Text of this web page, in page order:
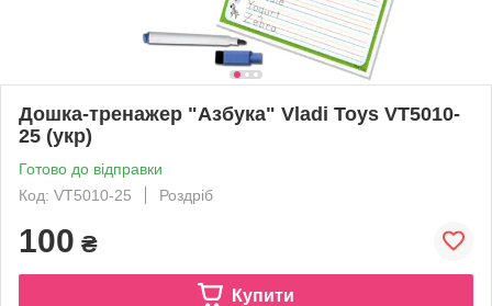
Дошка-тренажер "Азбука" Vladi Toys VT5010-
25 (укр)
Готово до відправки
Код: VT5010-25
Роздріб
100 ₴
Купити